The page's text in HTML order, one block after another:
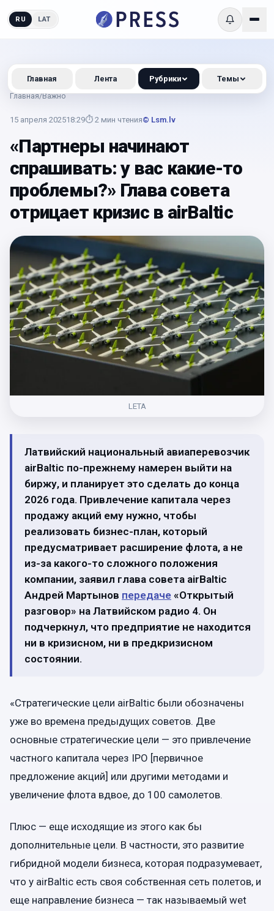
RU LAT
Главная/Важно
15 апреля 202518:29⏱ 2 мин чтения© Lsm.lv
«Партнеры начинают
спрашивать: у вас какие-то
проблемы?» Глава совета
отрицает кризис в airBaltic
LETA
Латвийский национальный авиаперевозчик
airBaltic по-прежнему намерен выйти на
биржу, и планирует это сделать до конца
2026 года. Привлечение капитала через
продажу акций ему нужно, чтобы
реализовать бизнес-план, который
предусматривает расширение флота, а не
из-за какого-то сложного положения
компании, заявил глава совета airBaltic
Андрей Мартынов передаче «Открытый
разговор» на Латвийском радио 4. Он
подчеркнул, что предприятие не находится
ни в кризисном, ни в предкризисном
состоянии.
«Стратегические цели airBaltic были обозначены
уже во времена предыдущих советов. Две
основные стратегические цели — это привлечение
частного капитала через IPO [первичное
предложение акций] или другими методами и
увеличение флота вдвое, до 100 самолетов.
Плюс — еще исходящие из этого как бы
дополнительные цели. В частности, это развитие
гибридной модели бизнеса, которая подразумевает,
что у airBaltic есть своя собственная сеть полетов, и
еще направление бизнеса — так называемый wet
Главная Лента Рубрики Темы